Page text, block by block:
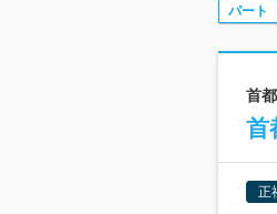
パート
首
首
正